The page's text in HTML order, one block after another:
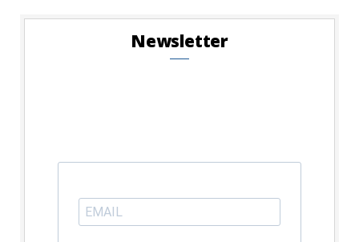
Newsletter